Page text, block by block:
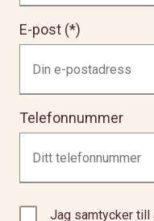
E-post
Telefonnummer
Jag samtycker till